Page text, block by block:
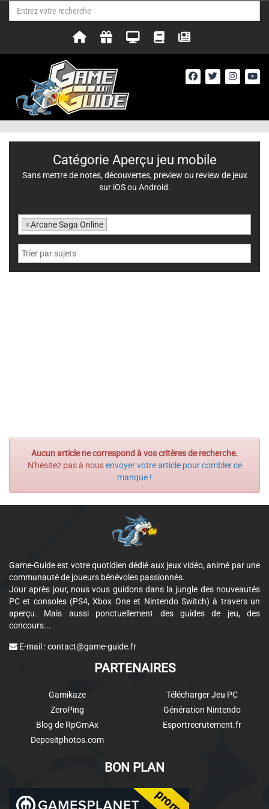
Aucun article ne correspond à vos critères de recherche.
N'hésitez pas à nousenvoyer votre article pour combler ce
manque !
Catégorie Aperçu jeu mobile
Sans mettre de notes, découvertes, preview ou review de jeux
sur iOS ou Android.
×Arcane Saga Online
Game-Guide est votre quotidien dédié aux jeux vidéo, animé par une
communauté de joueurs bénévoles passionnés.
Jour après jour, nous vous guidons dans la jungle des nouveautés
PC et consoles (PS4, Xbox One et Nintendo Switch) à travers un
aperçu. Mais aussi ponctuellement des guides de jeu, des
concours...
E-mail :contact@game-guide.fr
PARTENAIRES
Gamikaze
ZeroPing
Blog de RpGmAx
Depositphotos.com
Télécharger Jeu PC
Génération Nintendo
Esportrecrutement.fr
BON PLAN